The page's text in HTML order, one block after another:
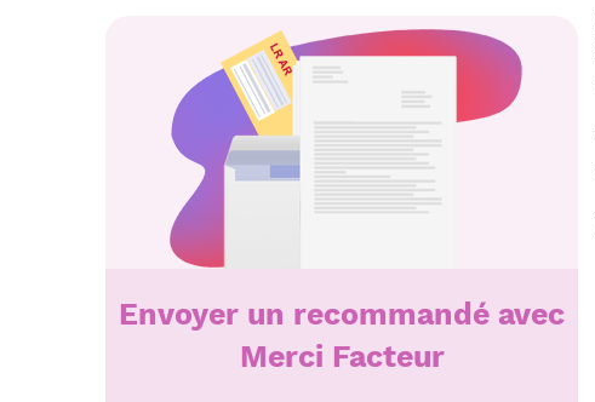
Envoyer un recommandé avec
Merci Facteur